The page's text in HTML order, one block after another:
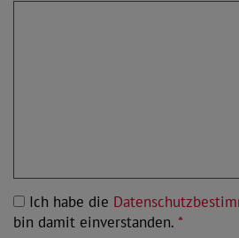
Ich habe die
bin damit einverstanden. *